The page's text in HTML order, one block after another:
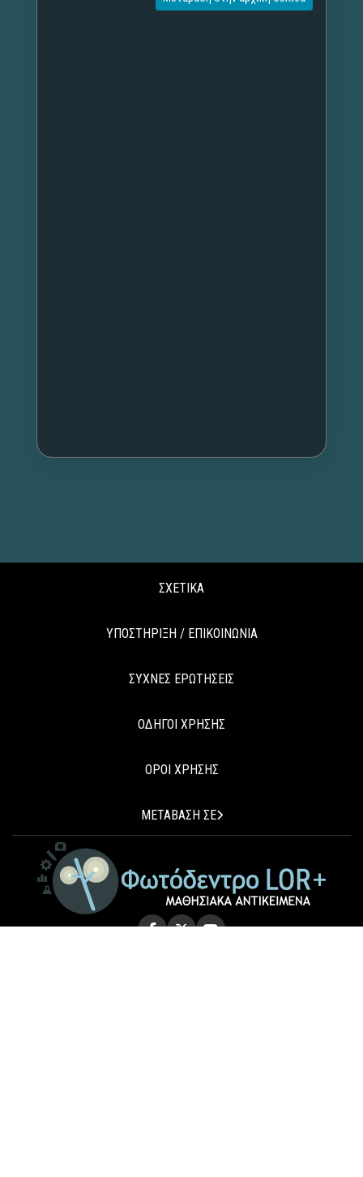
ΣΧΕΤΙΚΑ
ΥΠΟΣΤΗΡΙΞΗ / ΕΠΙΚΟΙΝΩΝΙΑ
ΣΥΧΝΕΣ ΕΡΩΤΗΣΕΙΣ
ΟΔΗΓΟΙ ΧΡΗΣΗΣ
ΟΡΟΙ ΧΡΗΣΗΣ
ΜΕΤΑΒΑΣΗ ΣΕ